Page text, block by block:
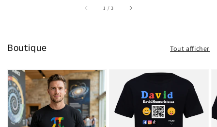
1 /sur
3
Boutique Tout afficher